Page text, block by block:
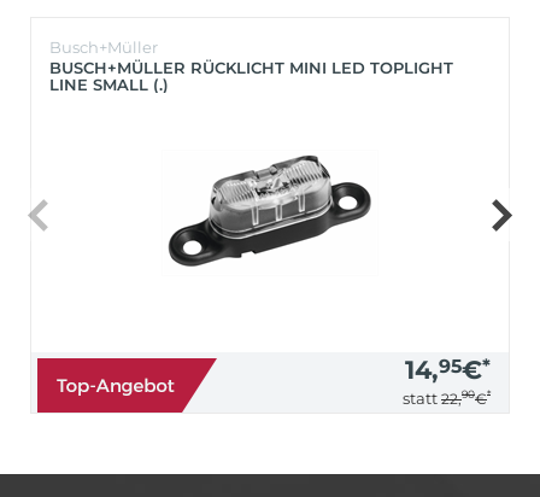
Busch+Müller
BUSCH+MÜLLER RÜCKLICHT MINI LED TOPLIGHT
LINE SMALL (.)
14,95€*
statt 22,90€*